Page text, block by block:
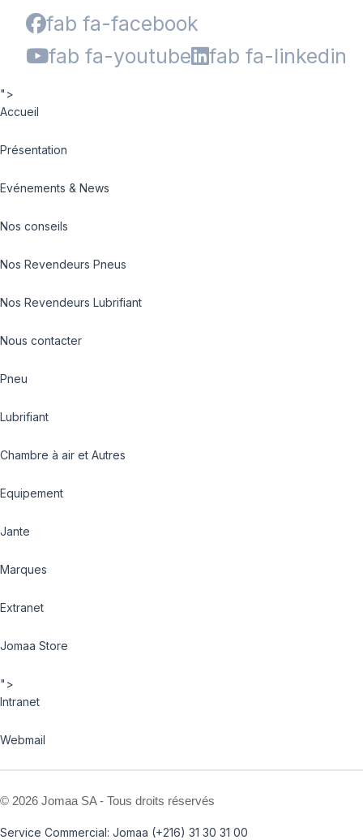
fab fa-facebook
fab fa-youtube
fab fa-linkedin
">
Accueil
Présentation
Evénements & News
Nos conseils
Nos Revendeurs Pneus
Nos Revendeurs Lubrifiant
Nous contacter
Pneu
Lubrifiant
Chambre à air et Autres
Equipement
Jante
Marques
Extranet
Jomaa Store
">
Intranet
Webmail
© 2026 Jomaa SA - Tous droits réservés
Service Commercial: Jomaa (+216) 31 30 31 00